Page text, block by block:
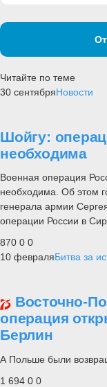
Читайте по теме
30 сентябряНовости
Шойгу:
необходима
Военная операция
необходима. Об этом
генерала армии
операции России в
870 0 0
10 февраляБитва за
Восточно-
операция
Берлин
А Польше были
1 694 0 0